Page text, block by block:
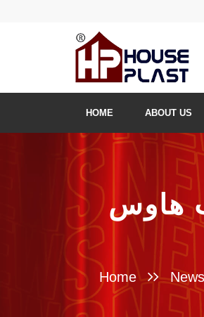
HOME ABOUT US
هاوس
Home News